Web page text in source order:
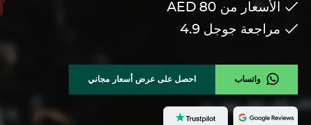
الأسعار من 80
AED
مراجعة جوجل 4.9
واتساب احصل على عرض أسعار مجاني